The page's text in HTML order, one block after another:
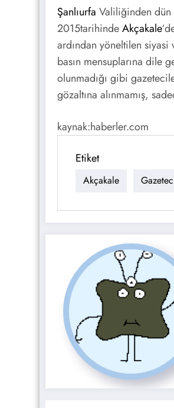
Şanlıurfa Valiliğinden dün
2015tarihindeAkçakale
ardından yöneltilen
basın mensuplarına dile
olunmadığı gibi
gözaltına alınmamış,
kaynak:haberler.com
Etiket
Akçakale